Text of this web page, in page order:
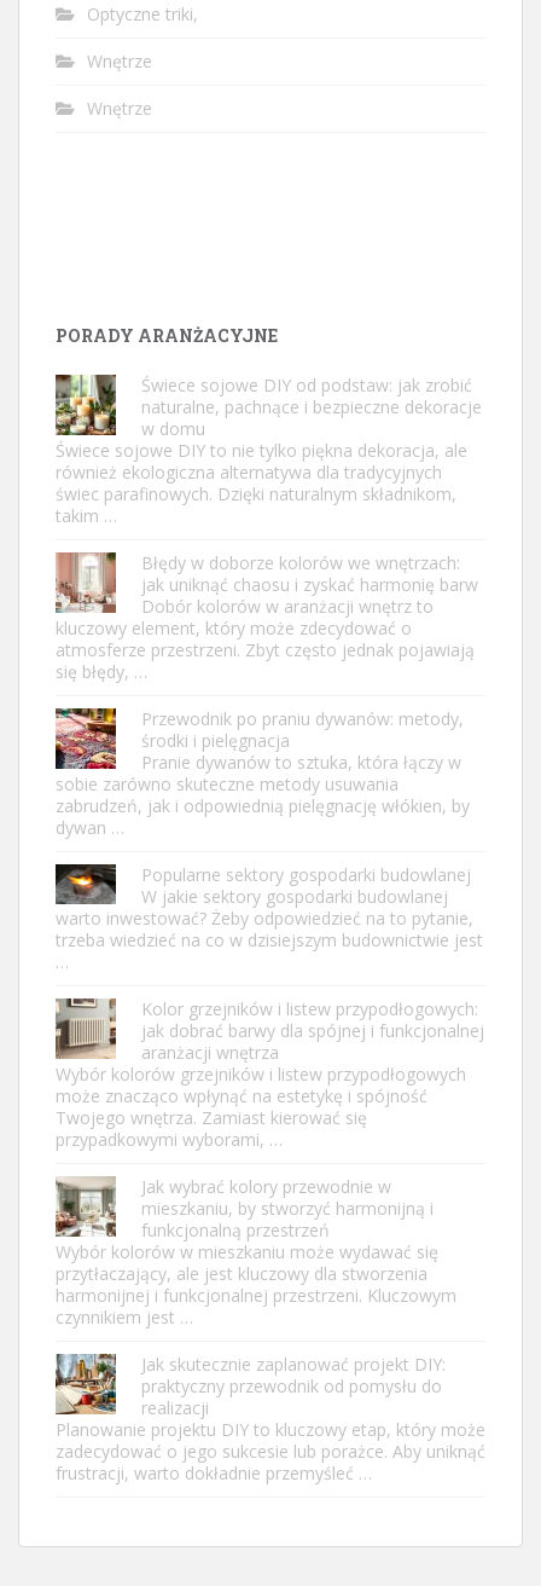
Optyczne triki,
Wnętrze
Wnętrze
PORADY ARANŻACYJNE
Świece sojowe DIY od podstaw: jak zrobić
naturalne, pachnące i bezpieczne dekoracje
w domu
Świece sojowe DIY to nie tylko piękna dekoracja, ale
również ekologiczna alternatywa dla tradycyjnych
świec parafinowych. Dzięki naturalnym składnikom,
takim …
Błędy w doborze kolorów we wnętrzach:
jak uniknąć chaosu i zyskać harmonię barw
Dobór kolorów w aranżacji wnętrz to
kluczowy element, który może zdecydować o
atmosferze przestrzeni. Zbyt często jednak pojawiają
się błędy, …
Przewodnik po praniu dywanów: metody,
środki i pielęgnacja
Pranie dywanów to sztuka, która łączy w
sobie zarówno skuteczne metody usuwania
zabrudzeń, jak i odpowiednią pielęgnację włókien, by
dywan …
Popularne sektory gospodarki budowlanej
W jakie sektory gospodarki budowlanej
warto inwestować? Żeby odpowiedzieć na to pytanie,
trzeba wiedzieć na co w dzisiejszym budownictwie jest
…
Kolor grzejników i listew przypodłogowych:
jak dobrać barwy dla spójnej i funkcjonalnej
aranżacji wnętrza
Wybór kolorów grzejników i listew przypodłogowych
może znacząco wpłynąć na estetykę i spójność
Twojego wnętrza. Zamiast kierować się
przypadkowymi wyborami, …
Jak wybrać kolory przewodnie w
mieszkaniu, by stworzyć harmonijną i
funkcjonalną przestrzeń
Wybór kolorów w mieszkaniu może wydawać się
przytłaczający, ale jest kluczowy dla stworzenia
harmonijnej i funkcjonalnej przestrzeni. Kluczowym
czynnikiem jest …
Jak skutecznie zaplanować projekt DIY:
praktyczny przewodnik od pomysłu do
realizacji
Planowanie projektu DIY to kluczowy etap, który może
zadecydować o jego sukcesie lub porażce. Aby uniknąć
frustracji, warto dokładnie przemyśleć …